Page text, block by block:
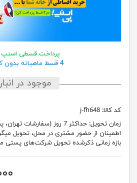
پرداخت قسطی
4 قسط ماهیانه بدون کارمزد
موجود در انبار
کد کالا: j-fh648
زمان تحویل:
حداکثر 7 روز (سفارشات
اطمینان از حضور مشتری در محل، تحویل
بازه زمانی ذکرشده تحویل شرکت‌های پستی